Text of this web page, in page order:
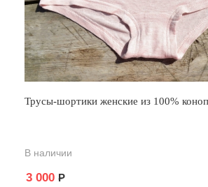
Трусы-шортики женские из 100%
В наличии
3 000 Р